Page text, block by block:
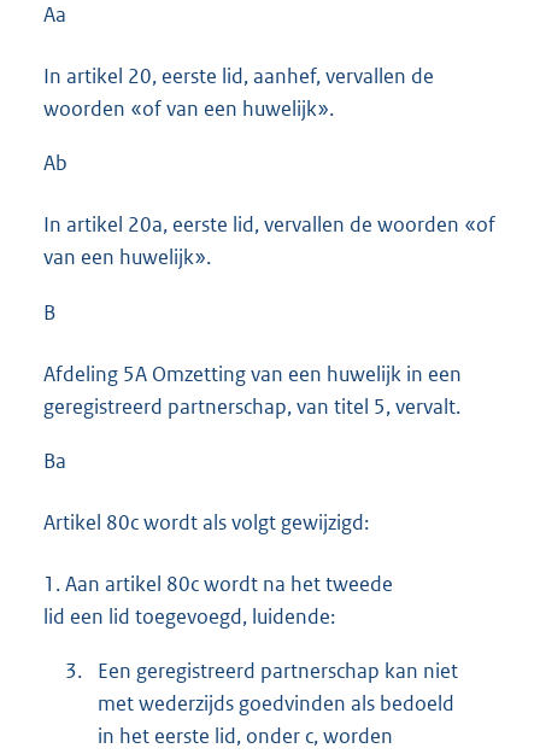
Aa
In artikel 20, eerste lid, aanhef, vervallen de
woorden «of van een huwelijk».
Ab
In artikel 20a, eerste lid, vervallen de woorden «of
van een huwelijk».
B
Afdeling 5A Omzetting van een huwelijk in een
geregistreerd partnerschap, van titel 5, vervalt.
Ba
Artikel 80c wordt als volgt gewijzigd:
1.Aan artikel 80c wordt na het tweede
lid een lid toegevoegd, luidende:
3.
Een geregistreerd partnerschap kan niet
met wederzijds goedvinden als bedoeld
in het eerste lid, onder c, worden